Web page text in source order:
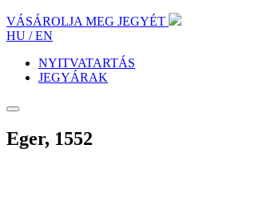
VÁSÁROLJA MEG JEGYÉT
HU /EN
NYITVATARTÁS
JEGYÁRAK
Eger, 1552